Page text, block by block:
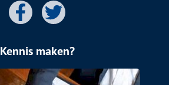
Kennis maken?